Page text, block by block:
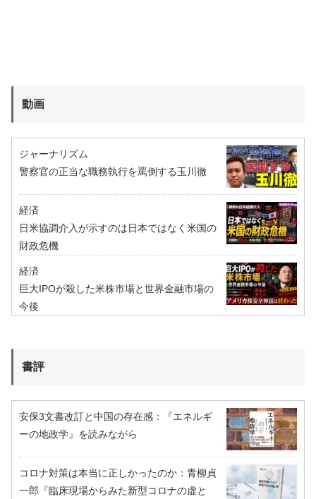
動画
ジャーナリズム
警察官の正当な職務執行を罵倒する玉川徹
経済
日米協調介入が示すのは日本ではなく米国の
財政危機
経済
巨大IPOが殺した米株市場と世界金融市場の
今後
書評
安保3文書改訂と中国の存在感：『エネルギ
ーの地政学』を読みながら
コロナ対策は本当に正しかったのか：青柳貞
一郎『臨床現場からみた新型コロナの虚と